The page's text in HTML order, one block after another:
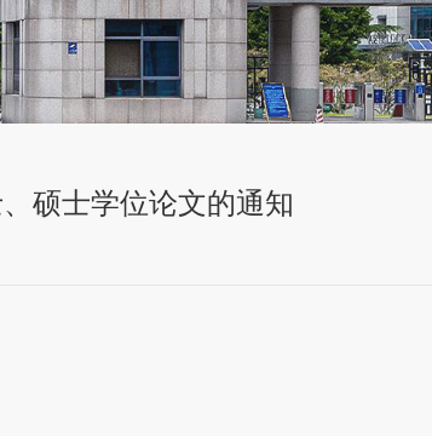
硕士学位论文的通知